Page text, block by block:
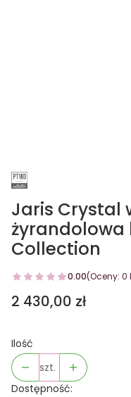
Jaris Crystal
żyrandolowa
Collection
0.00(Oceny: 0
Cena
2 430,00 zł
Ilość
szt.
Dostępność: